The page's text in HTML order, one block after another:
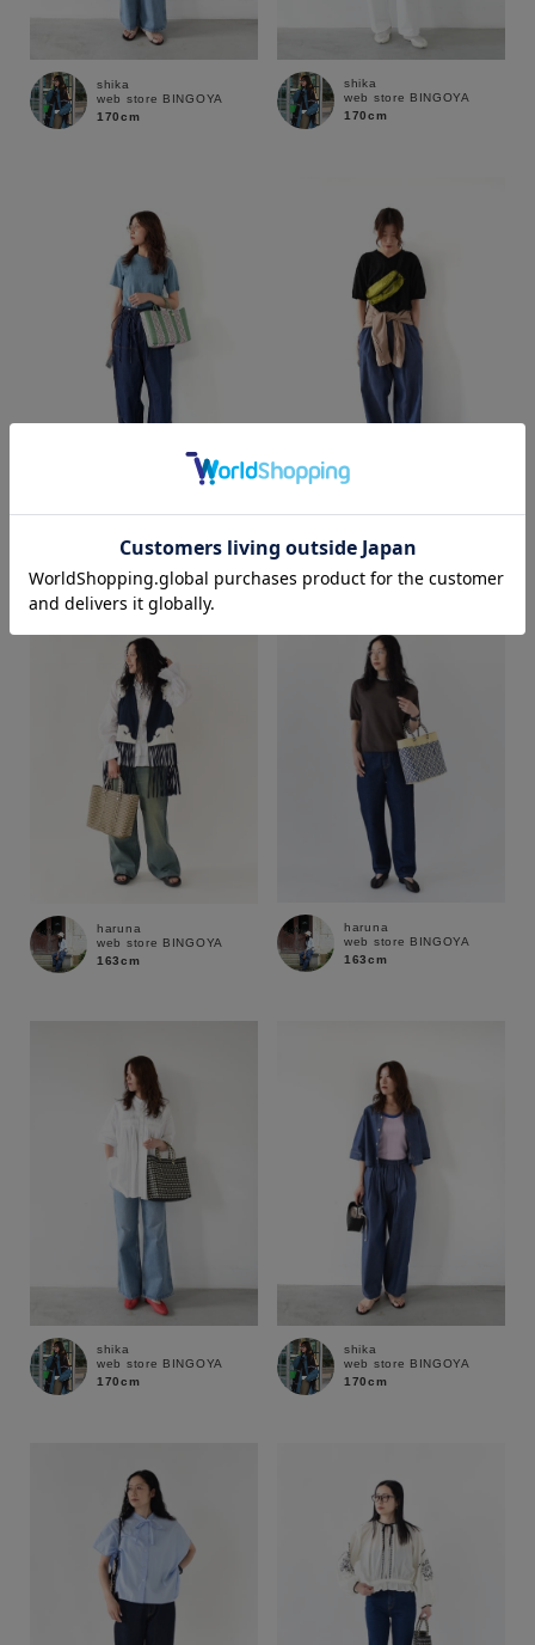
商品タイプ
通常商品 予約商品
セール価格 WEB限定
在庫
在庫あり 在庫なし含む
shika
web store BINGOYA
170cm
shika
web store BINGOYA
170cm
web store BINGOYA
web store BINGOYA
haruna
web store BINGOYA
163cm
haruna
web store BINGOYA
163cm
shika
web store BINGOYA
170cm
shika
web store BINGOYA
170cm